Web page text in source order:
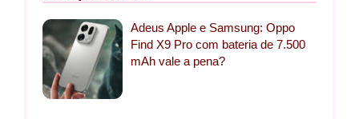
Adeus Apple e Samsung: Oppo
Find X9 Pro com bateria de 7.500
mAh vale a pena?